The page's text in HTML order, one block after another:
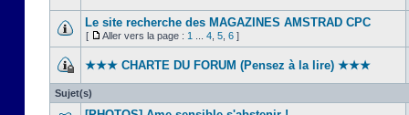
Le site recherche des MAGAZINES AMSTRAD CPC
[ Aller vers la page : 1 4 5 6 ]
★★★ CHARTE DU FORUM (Pensez à la lire) ★★★
Sujet(s)